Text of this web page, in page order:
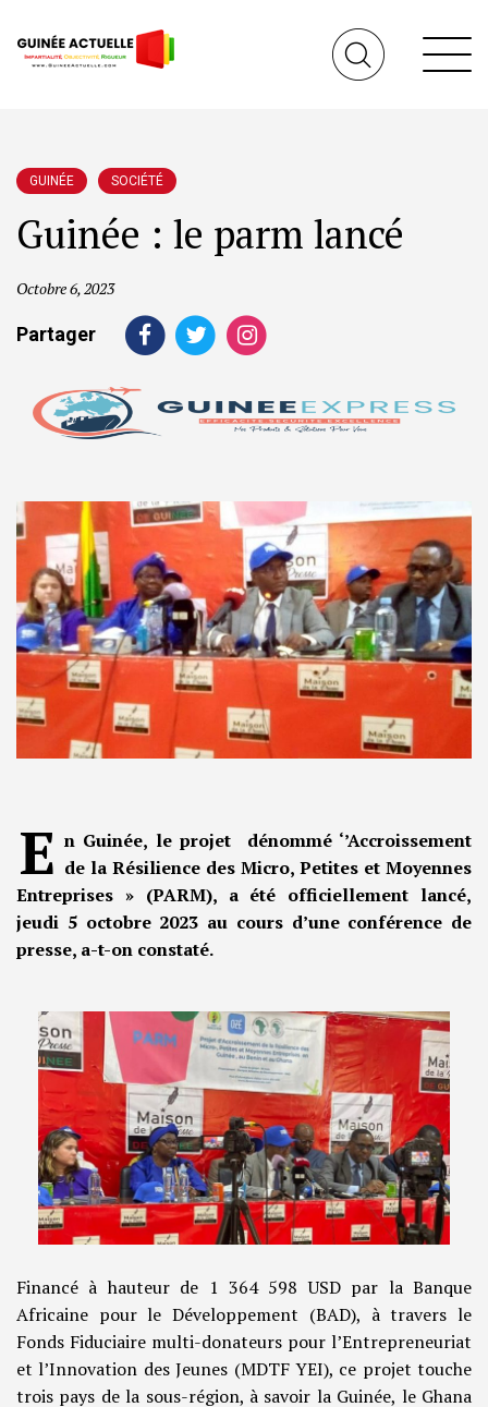
GUINÉE SOCIÉTÉ
Guinée : le parm lancé
Octobre 6, 2023
Partager
E n Guinée, le projet dénommé ‘’Accroissement
de la Résilience des Micro, Petites et Moyennes
Entreprises » (PARM), a été officiellement lancé,
jeudi 5 octobre 2023 au cours d’une conférence de
presse, a-t-on constaté.
Financé à hauteur de 1 364 598 USD par la Banque
Africaine pour le Développement (BAD), à travers le
Fonds Fiduciaire multi-donateurs pour l’Entrepreneuriat
et l’Innovation des Jeunes (MDTF YEI), ce projet touche
trois pays de la sous-région, à savoir la Guinée, le Ghana